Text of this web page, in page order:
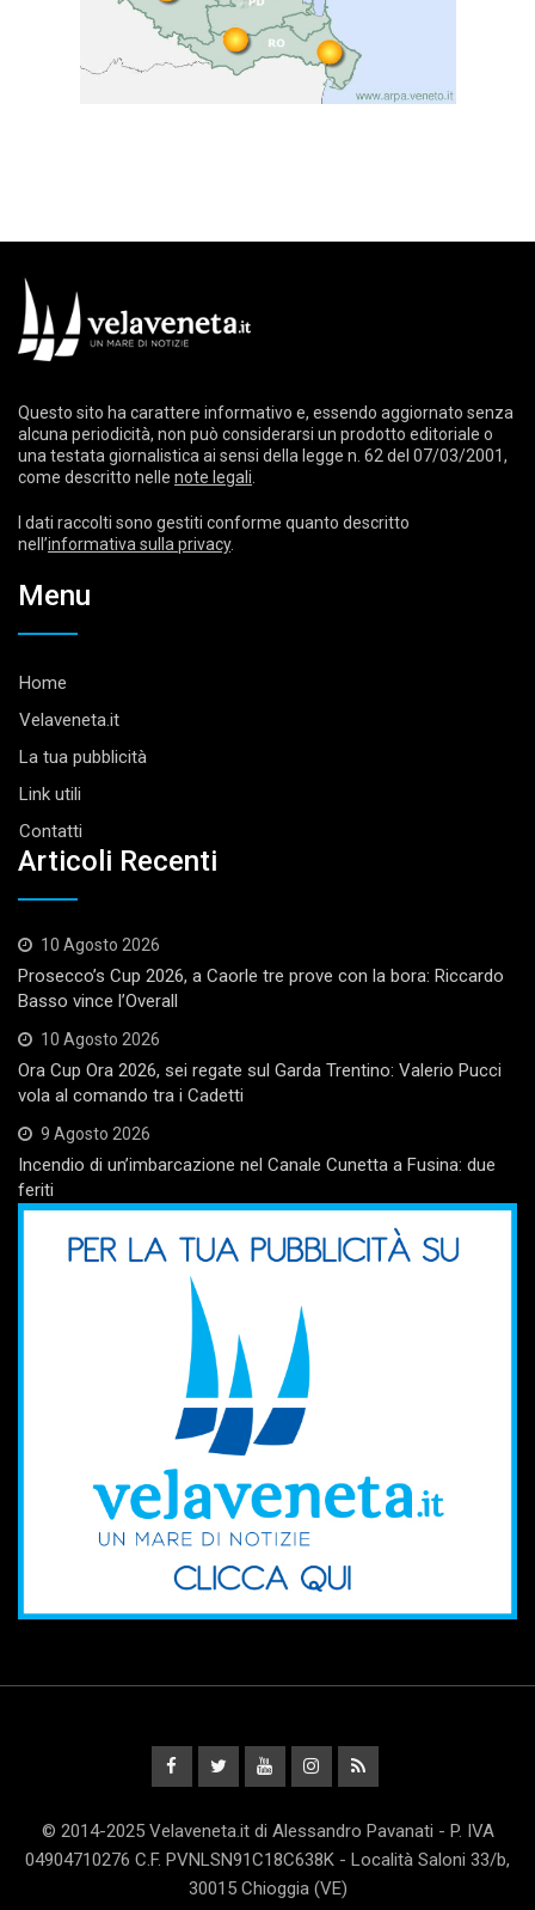
Questo sito ha carattere informativo e, essendo aggiornato senza
alcuna periodicità, non può considerarsi un prodotto editoriale o
una testata giornalistica ai sensi della legge n. 62 del 07/03/2001,
come descritto nelle note legali.
I dati raccolti sono gestiti conforme quanto descritto
nell’informativa sulla privacy.
Menu
Home
Velaveneta.it
La tua pubblicità
Link utili
Contatti
Articoli Recenti
10 Agosto 2026
Prosecco’s Cup 2026, a Caorle tre prove con la bora: Riccardo
Basso vince l’Overall
10 Agosto 2026
Ora Cup Ora 2026, sei regate sul Garda Trentino: Valerio Pucci
vola al comando tra i Cadetti
9 Agosto 2026
Incendio di un’imbarcazione nel Canale Cunetta a Fusina: due
feriti
© 2014-2025 Velaveneta.it di Alessandro Pavanati - P. IVA
04904710276 C.F. PVNLSN91C18C638K - Località Saloni 33/b,
30015 Chioggia (VE)